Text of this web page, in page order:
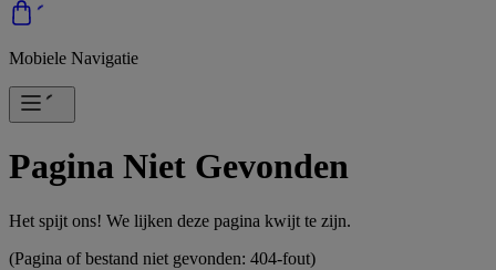
Mobiele Navigatie
Pagina Niet Gevonden
Het spijt ons! We lijken deze pagina kwijt te zijn.
(Pagina of bestand niet gevonden: 404-fout)